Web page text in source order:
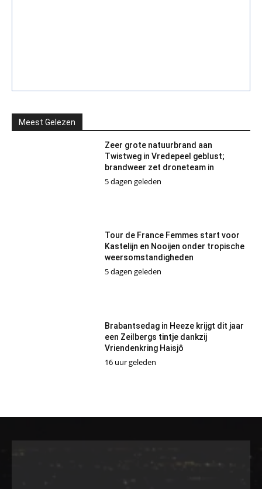
Meest Gelezen
Zeer grote natuurbrand aan
Twistweg in Vredepeel geblust;
brandweer zet droneteam in
5 dagen geleden
Tour de France Femmes start voor
Kastelijn en Nooijen onder tropische
weersomstandigheden
5 dagen geleden
Brabantsedag in Heeze krijgt dit jaar
een Zeilbergs tintje dankzij
Vriendenkring Haisjô
16 uur geleden